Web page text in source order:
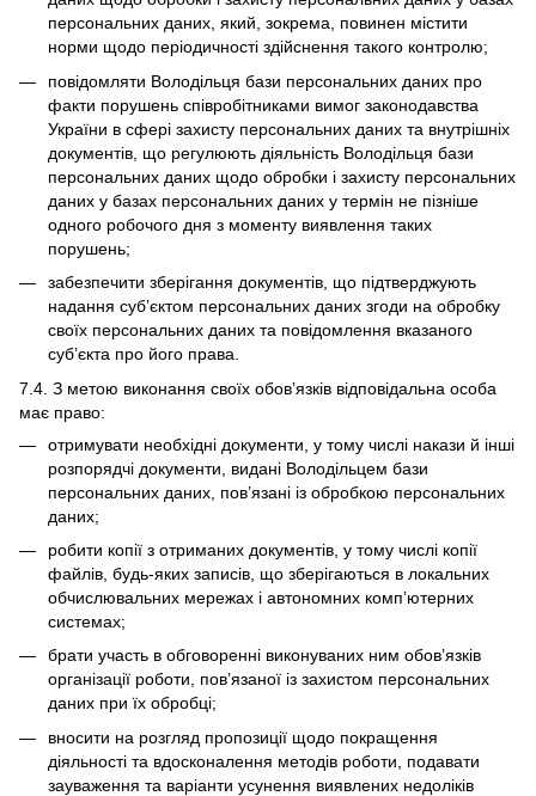
персональних даних, який, зокрема, повинен містити
норми щодо періодичності здійснення такого контролю;
повідомляти Володільця бази персональних даних про
факти порушень співробітниками вимог законодавства
України в сфері захисту персональних даних та внутрішніх
документів, що регулюють діяльність Володільця бази
персональних даних щодо обробки і захисту персональних
даних у базах персональних даних у термін не пізніше
одного робочого дня з моменту виявлення таких
порушень;
забезпечити зберігання документів, що підтверджують
надання суб’єктом персональних даних згоди на обробку
своїх персональних даних та повідомлення вказаного
суб’єкта про його права.
7.4. З метою виконання своїх обов’язків відповідальна особа
має право:
отримувати необхідні документи, у тому числі накази й інші
розпорядчі документи, видані Володільцем бази
персональних даних, пов’язані із обробкою персональних
даних;
робити копії з отриманих документів, у тому числі копії
файлів, будь-яких записів, що зберігаються в локальних
обчислювальних мережах і автономних комп’ютерних
системах;
брати участь в обговоренні виконуваних ним обов’язків
організації роботи, пов’язаної із захистом персональних
даних при їх обробці;
вносити на розгляд пропозиції щодо покращення
діяльності та вдосконалення методів роботи, подавати
зауваження та варіанти усунення виявлених недоліків